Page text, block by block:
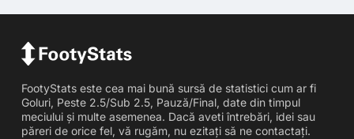
FootyStats este cea mai bună sursă de statistici cum ar fi
Goluri, Peste 2.5/Sub 2.5, Pauză/Final, date din timpul
meciului și multe asemenea. Dacă aveti întrebări, idei sau
păreri de orice fel, vă rugăm, nu ezitați să ne contactați.